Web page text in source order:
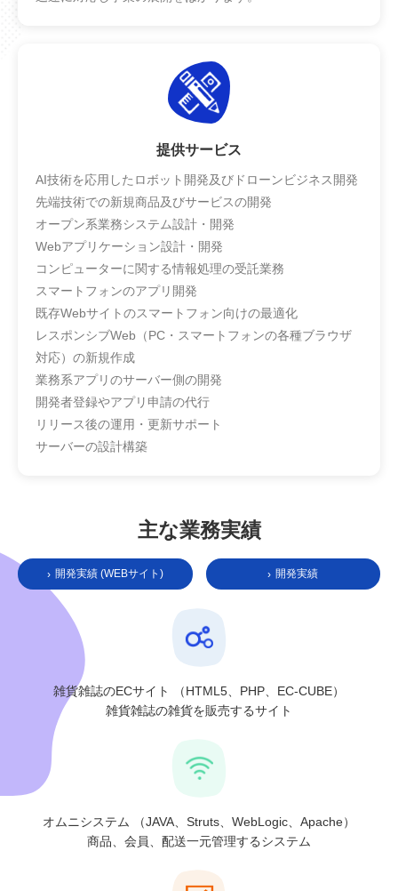
提供サービス
AI技術を応用したロボット開発及びドローンビジネス開発
先端技術での新規商品及びサービスの開発
オープン系業務システム設計・開発
Webアプリケーション設計・開発
コンピューターに関する情報処理の受託業務
スマートフォンのアプリ開発
既存Webサイトのスマートフォン向けの最適化
レスポンシブWeb（PC・スマートフォンの各種ブラウザ
対応）の新規作成
業務系アプリのサーバー側の開発
開発者登録やアプリ申請の代行
リリース後の運用・更新サポート
サーバーの設計構築
主な業務実績
› 開発実績 (WEBサイト) › 開発実績
雑貨雑誌のECサイト
（HTML5、PHP、EC-CUBE）
雑貨雑誌の雑貨を販売するサイト
オムニシステム （JAVA、Struts、WebLogic、Apache）
商品、会員、配送一元管理するシステム